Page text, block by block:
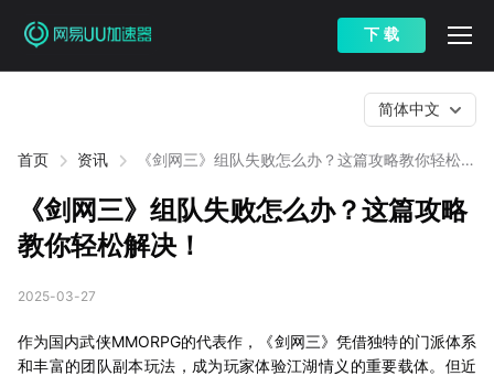
下 载
首页 资讯
《剑网三》组队失败怎么办？这篇攻略教你轻松解
简体中文
《剑网三》组队失败怎么办？这篇攻略
教你轻松解决！
2025-03-27
作为国内武侠MMORPG的代表作，《剑网三》凭借独特的门派体系
和丰富的团队副本玩法，成为玩家体验江湖情义的重要载体。但近